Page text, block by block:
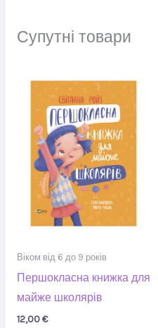
Супутні товари
Віком від 6 до 9 років
Першокласна книжка для
майже школярів
12,00€